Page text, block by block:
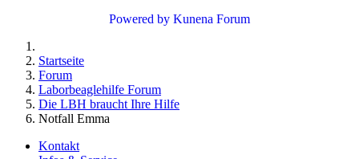
Powered by Kunena Forum
Startseite
Forum
Laborbeaglehilfe Forum
Die LBH braucht Ihre Hilfe
Notfall Emma
Kontakt